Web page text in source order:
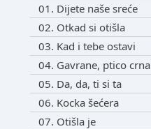
01. Dijete naše sreće
02. Otkad si otišla
03. Kad i tebe ostavi
04. Gavrane, ptico crna
05. Da, da, ti si ta
06. Kocka šećera
07. Otišla je